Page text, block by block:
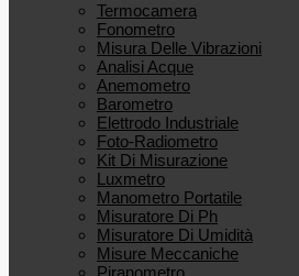
Termocamera
Fonometro
Misura Delle Vibrazioni
Analisi Acque
Anemometro
Barometro
Elettrodo Industriale
Foto-Radiometro
Kit Di Misurazione
Luxmetro
Manometro Portatile
Misuratore Di Ph
Misuratore Di Umidità
Misure Meccaniche
Piranometro